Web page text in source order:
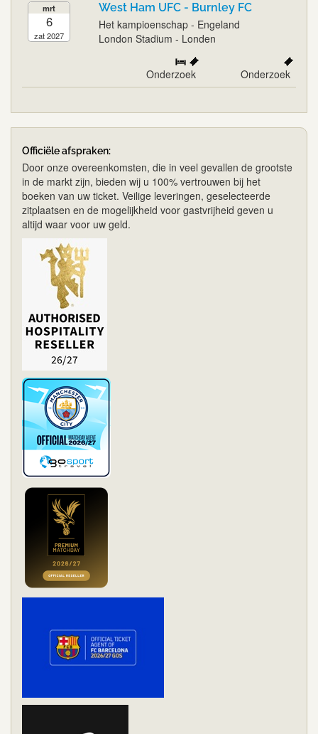
mrt
6
zat 2027
West Ham UFC - Burnley FC
Het kampioenschap - Engeland
London Stadium - Londen
Onderzoek Onderzoek
Officiële afspraken:
Door onze overeenkomsten, die in veel gevallen de grootste
in de markt zijn, bieden wij u 100% vertrouwen bij het
boeken van uw ticket. Veilige leveringen, geselecteerde
zitplaatsen en de mogelijkheid voor gastvrijheid geven u
altijd waar voor uw geld.